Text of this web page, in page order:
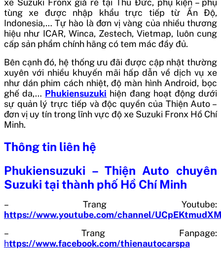
xe Suzuki Fronx giá rẻ tại Thủ Đức, phụ kiện – phụ
tùng xe được nhập khẩu trực tiếp từ Ấn Độ,
Indonesia,… Tự hào là đơn vị vàng của nhiều thương
hiệu như ICAR, Winca, Zestech, Vietmap, luôn cung
cấp sản phẩm chính hãng có tem mác đầy đủ.
Bên cạnh đó, hệ thống ưu đãi được cập nhật thường
xuyên với nhiều khuyến mãi hấp dẫn về dịch vụ xe
như dán phim cách nhiệt, độ màn hình Android, bọc
ghế da,… Phukiensuzuki hiện đang hoạt động dưới
sự quản lý trực tiếp và độc quyền của Thiện Auto –
đơn vị uy tín trong lĩnh vực độ xe Suzuki Fronx Hồ Chí
Minh.
Thông tin liên hệ
Phukiensuzuki – Thiện Auto chuyên
Suzuki tại thành phố Hồ Chí Minh
– Trang Youtube:
https://www.youtube.com/channel/
– Trang Fanpage:
https://www.facebook.com/thienautocarspa